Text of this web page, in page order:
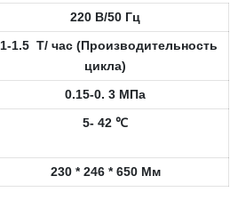
220 В/50 Гц
1-1.5 T/ час (Производительность
цикла)
0.15-0. 3 МПа
5- 42 ℃
230 *246 *650 Мм